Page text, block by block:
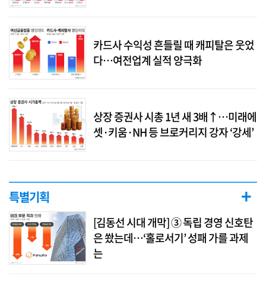
카드사 수익성 흔들릴 때 캐피탈은 웃었
다…여전업계 실적 양극화
상장 증권사 시총 1년 새 3배↑…미래에
셋·키움·NH 등 브로커리지 강자 ‘강세’
특별기획 +
[김동선 시대 개막] ③ 독립 경영 신호탄
은 쐈는데…‘홀로서기’ 성패 가를 과제
는